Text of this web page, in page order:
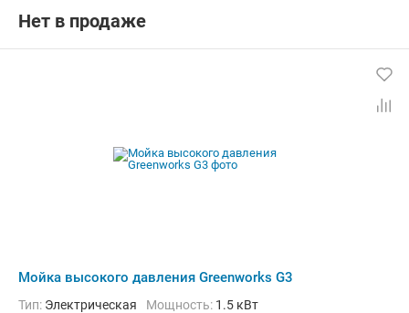
Нет в продаже
Мойка высокого давления Greenworks G3
Тип: Электрическая Мощность: 1.5 кВт